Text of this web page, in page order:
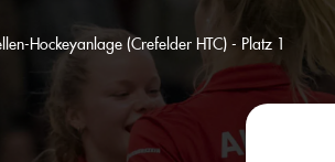
Hockeyanlage (Crefelder HTC) - Platz 1